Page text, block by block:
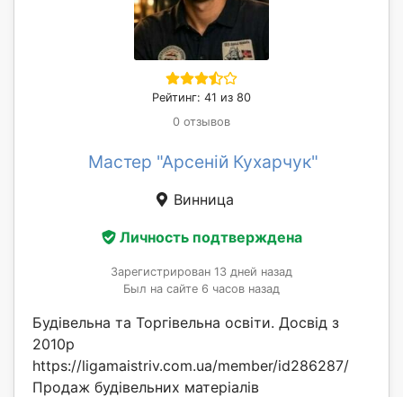
Рейтинг: 41 из 80
0 отзывов
Мастер "Арсеній Кухарчук"
Винница
Личность подтверждена
Зарегистрирован 13 дней назад
Был на сайте 6 часов назад
Будівельна та Торгівельна освіти. Досвід з
2010р
https://ligamaistriv.com.ua/member/id286287/
Продаж будівельних матеріалів